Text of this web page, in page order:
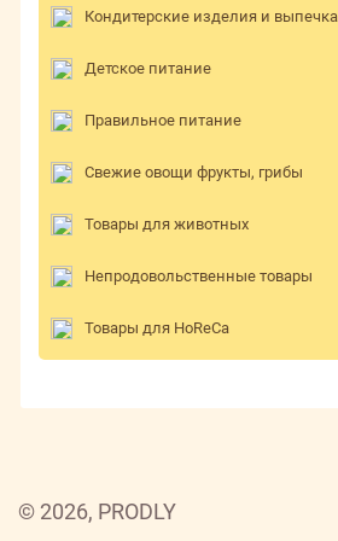
Кондитерские изделия и выпечка
Детское питание
Правильное питание
Свежие овощи фрукты, грибы
Товары для животных
Непродовольственные товары
Товары для HoReCa
© 2026, PRODLY